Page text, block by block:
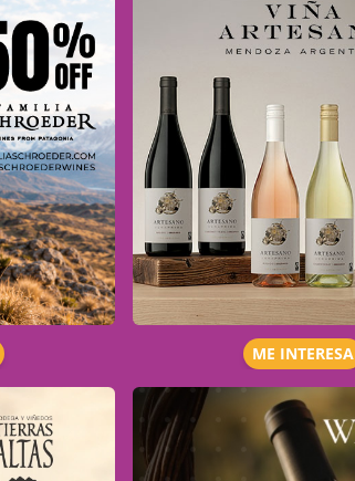
ME INTERESA